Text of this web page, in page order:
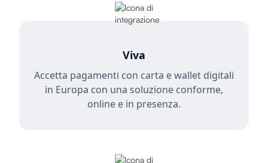
Viva
Accetta pagamenti con carta e wallet digitali
in Europa con una soluzione conforme,
online e in presenza.